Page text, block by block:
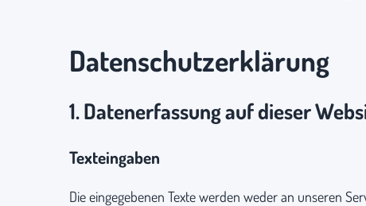
Datenschutzerklärung
1. Datenerfassung auf dieser
Texteingaben
Die eingegebenen Texte werden weder an unseren